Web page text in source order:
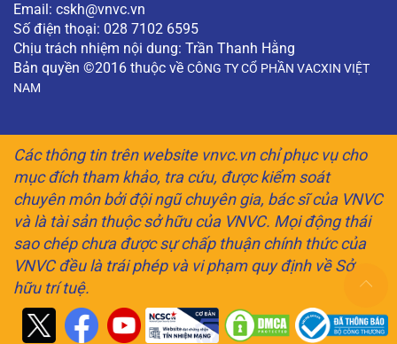
Email: cskh@vnvc.vn
Số điện thoại: 028 7102 6595
Chịu trách nhiệm nội dung: Trần Thanh Hằng
Bản quyền ©2016 thuộc về CÔNG TY CỔ PHẦN VACXIN VIỆT
NAM
Các thông tin trên website vnvc.vn chỉ phục vụ cho
mục đích tham khảo, tra cứu, được kiểm soát
chuyên môn bởi đội ngũ chuyên gia, bác sĩ của VNVC
và là tài sản thuộc sở hữu của VNVC. Mọi động thái
sao chép chưa được sự chấp thuận chính thức của
VNVC đều là trái phép và vi phạm quy định về Sở
hữu trí tuệ.